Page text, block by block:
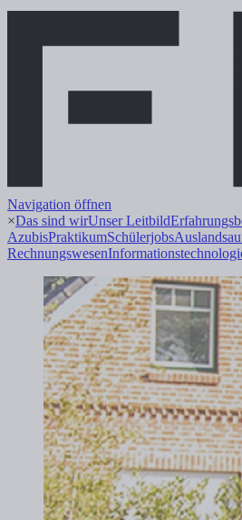
Navigation öffnen
×Das sind wirUnser Leitbild
AzubisPraktikumSchülerjobs
RechnungswesenInformations